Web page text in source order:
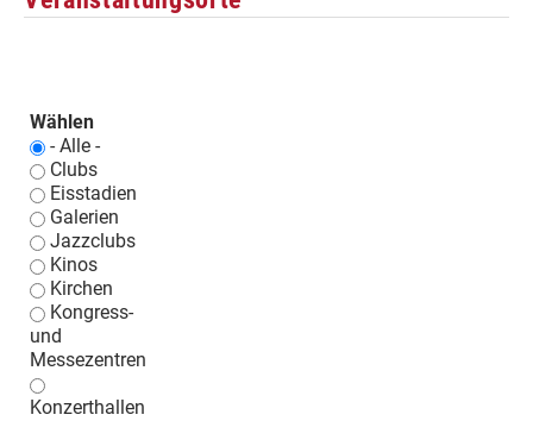
Wählen
- Alle -
Clubs
Eisstadien
Galerien
Jazzclubs
Kinos
Kirchen
Kongress-
und
Messezentren
Konzerthallen